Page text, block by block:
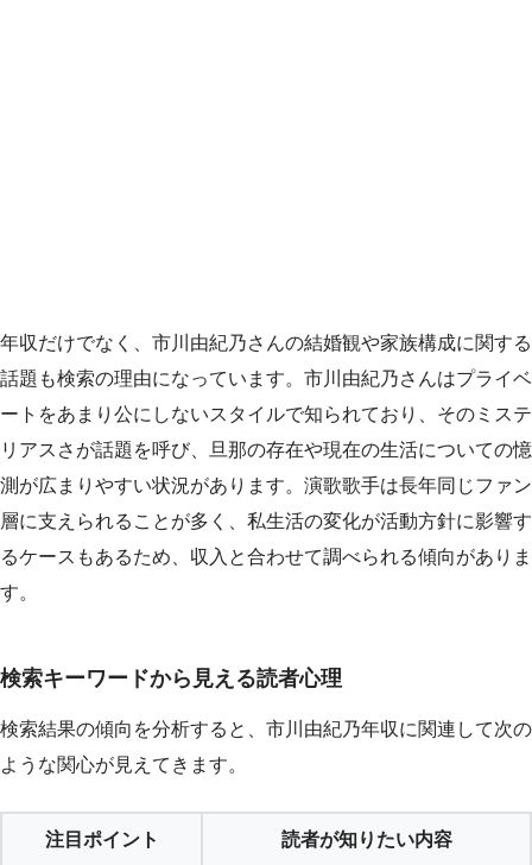
年収だけでなく、市川由紀乃さんの結婚観や家族構成に関する
話題も検索の理由になっています。市川由紀乃さんはプライベ
ートをあまり公にしないスタイルで知られており、そのミステ
リアスさが話題を呼び、旦那の存在や現在の生活についての憶
測が広まりやすい状況があります。演歌歌手は長年同じファン
層に支えられることが多く、私生活の変化が活動方針に影響す
るケースもあるため、収入と合わせて調べられる傾向がありま
す。
検索キーワードから見える読者心理
検索結果の傾向を分析すると、市川由紀乃年収に関連して次の
ような関心が見えてきます。
注目ポイント 読者が知りたい内容